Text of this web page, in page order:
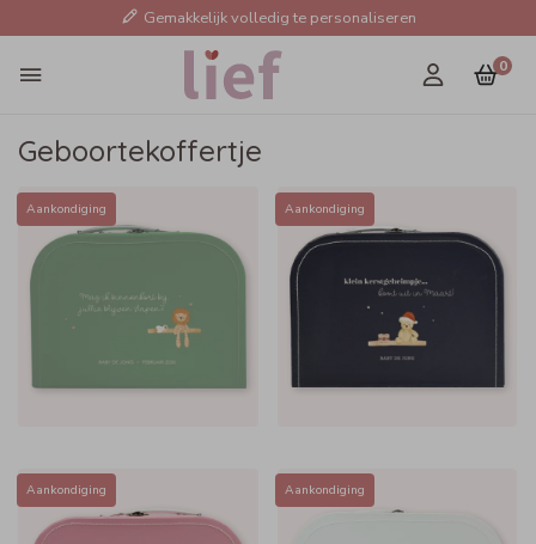
Gemakkelijk volledig te personaliseren
0
Geboortekoffertje
Aankondiging Aankondiging
Aankondiging Aankondiging